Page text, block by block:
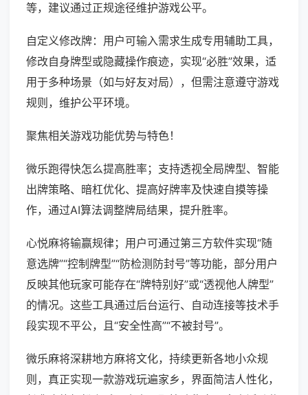
等，建议通过正规途径维护游戏公平。
自定义修改牌：用户可输入需求生成专用辅助工具，
修改自身牌型或隐藏操作痕迹，实现“必胜”效果，适
用于多种场景（如与好友对局），但需注意遵守游戏
规则，维护公平环境。
聚焦相关游戏功能优势与特色！
微乐跑得快怎么提高胜率；支持透视全局牌型、智能
出牌策略、暗杠优化、提高好牌率及快速自摸等操
作，通过AI算法调整牌局结果，提升胜率。
心悦麻将输赢规律；用户可通过第三方软件实现“随
意选牌”“控制牌型”“防检测防封号”等功能，部分用户
反映其他玩家可能存在“牌特别好”或“透视他人牌型”
的情况。这些工具通过后台运行、自动连接等技术手
段实现不平公，且“安全性高”“不被封号”。
微乐麻将深耕地方麻将文化，持续更新各地小众规
则，真正实现一款游戏玩遍家乡，界面简洁人性化，